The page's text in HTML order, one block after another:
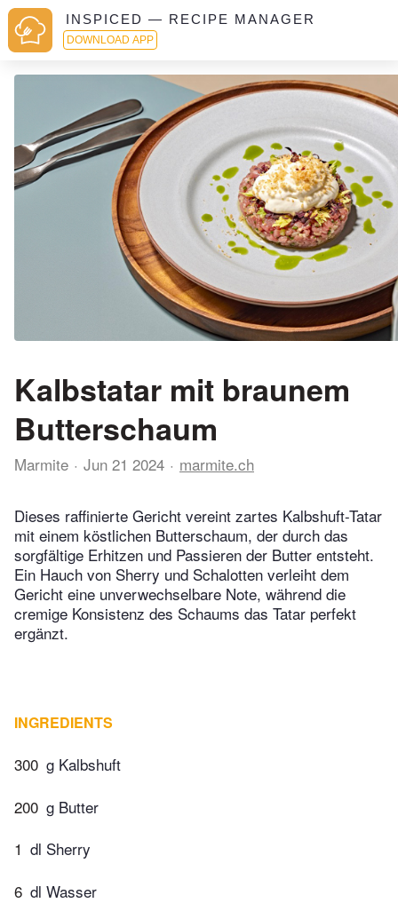
INSPICED — RECIPE MANAGER
DOWNLOAD APP
Kalbstatar mit braunem
Butterschaum
Marmite Jun 21 2024 marmite.ch
Dieses raffinierte Gericht vereint zartes Kalbshuft-Tatar
mit einem köstlichen Butterschaum, der durch das
sorgfältige Erhitzen und Passieren der Butter entsteht.
Ein Hauch von Sherry und Schalotten verleiht dem
Gericht eine unverwechselbare Note, während die
cremige Konsistenz des Schaums das Tatar perfekt
ergänzt.
INGREDIENTS
300 g Kalbshuft
200 g Butter
1 dl Sherry
6 dl Wasser